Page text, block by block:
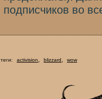
подписчиков во
теги: activision, blizzard, wow